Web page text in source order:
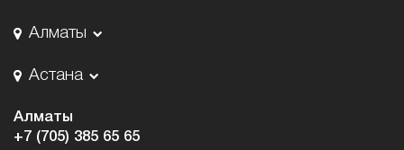
Алматы
Астана
Алматы
+7 (705) 385 65 65